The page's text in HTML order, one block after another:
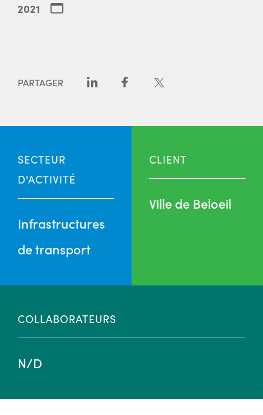
2021
PARTAGER
SECTEUR
D'ACTIVITÉ
Infrastructures
de transport
CLIENT
Ville de Beloeil
COLLABORATEURS
N/D